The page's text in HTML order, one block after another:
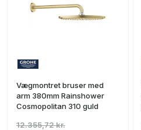
Vægmontret bruser med
arm 380mm Rainshower
Cosmopolitan 310 guld
12.355,72 kr.